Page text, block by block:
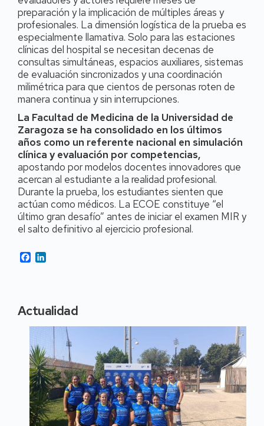
preparación y la implicación de múltiples áreas y
profesionales. La dimensión logística de la prueba es
especialmente llamativa. Solo para las estaciones
clínicas del hospital se necesitan decenas de
consultas simultáneas, espacios auxiliares, sistemas
de evaluación sincronizados y una coordinación
milimétrica para que cientos de personas roten de
manera continua y sin interrupciones.
La Facultad de Medicina de la Universidad de
Zaragoza se ha consolidado en los últimos
años como un referente nacional en simulación
clínica y evaluación por competencias,
apostando por modelos docentes innovadores que
acercan al estudiante a la realidad profesional.
Durante la prueba, los estudiantes sienten que
actúan como médicos. La ECOE constituye “el
último gran desafío” antes de iniciar el examen MIR y
el salto definitivo al ejercicio profesional.
Facebook
Actualidad